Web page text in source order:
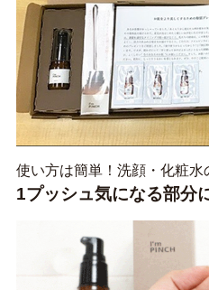
使い方は簡単！洗顔・化粧水
1プッシュ気になる部分